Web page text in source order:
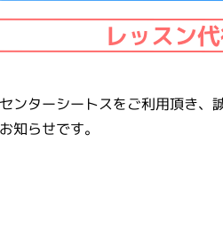
レッスン
ンターシートスをご利用頂き、
知らせです。